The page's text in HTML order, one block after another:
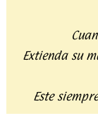
Extienda su
Este